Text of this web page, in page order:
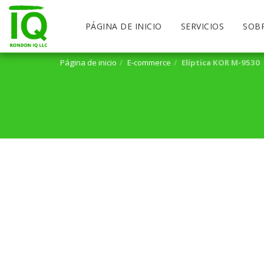
PÁGINA DE INICIO SERVICIOS
Página de inicio E-commerce Elíptica KOR M-9530